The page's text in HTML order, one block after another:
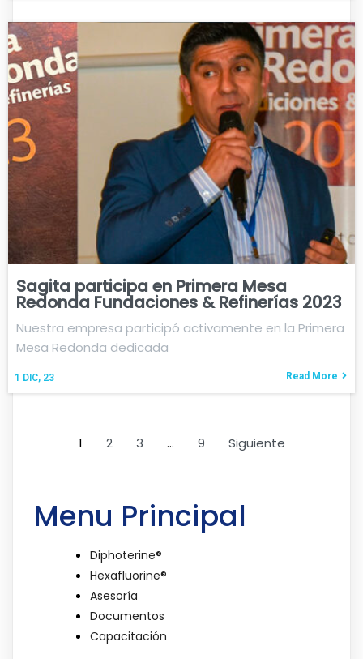
Sagita participa en Primera Mesa
Redonda Fundaciones & Refinerías 2023
1 DIC, 23
Nuestra empresa participó activamente en la Primera
Mesa Redonda dedicada
Read More
1 2 3 … 9 Siguiente
Menu Principal
Diphoterine®
Hexafluorine®
Asesoría
Documentos
Capacitación